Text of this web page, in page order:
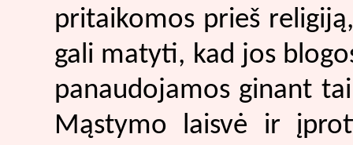
pritaikomos prieš
gali matyti, kad jos
panaudojamos ginant
Mąstymo laisvė ir